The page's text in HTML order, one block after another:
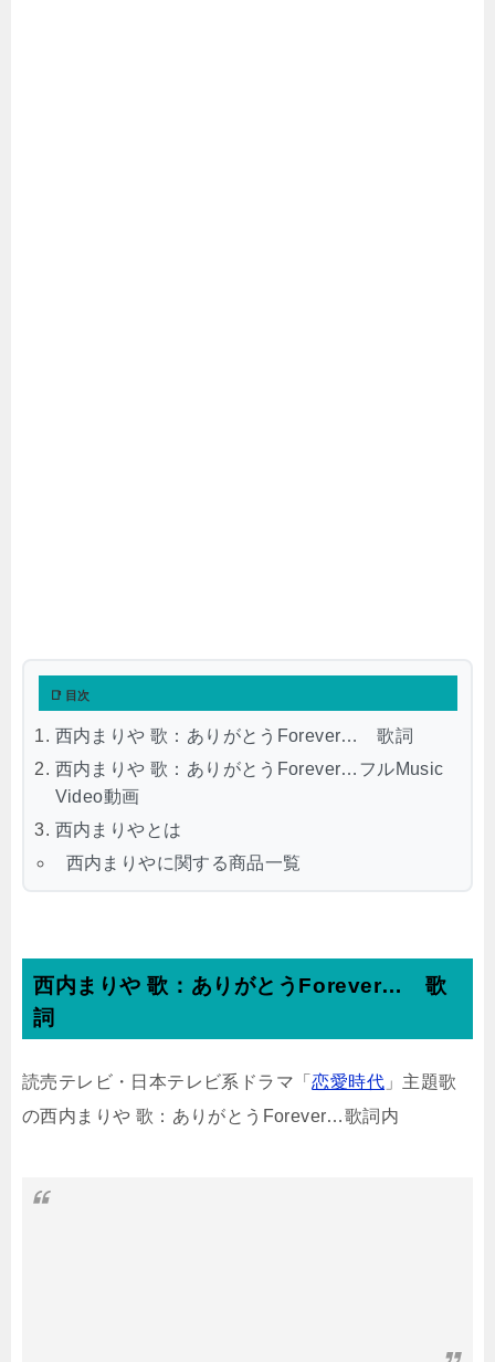
📑 目次
西内まりや 歌：ありがとうForever… 歌詞
西内まりや 歌：ありがとうForever…フルMusic
Video動画
西内まりやとは
西内まりやに関する商品一覧
西内まりや 歌： ありがとうForever… 歌
詞
読売テレビ・日本テレビ系ドラマ「恋愛時代 」主題歌
の西内まりや 歌：ありがとうForever…歌詞内